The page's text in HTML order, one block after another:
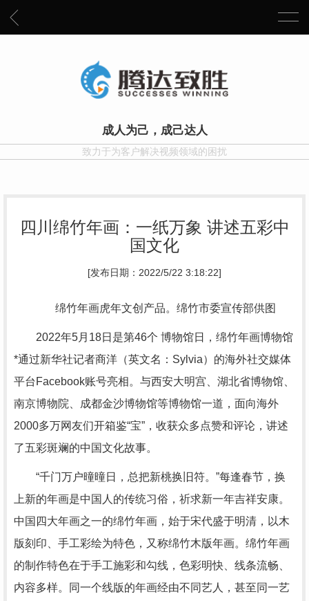
成人为己，成己达人
致力于为客户解决视频领域的困扰
四川绵竹年画：一纸万象 讲述五彩中
国文化
[发布日期：2022/5/22 3:18:22]
绵竹年画虎年文创产品。绵竹市委宣传部供图
2022年5月18日是第46个 博物馆日，绵竹年画博物馆
*通过新华社记者商洋（英文名：Sylvia）的海外社交媒体
平台Facebook账号亮相。与西安大明宫、湖北省博物馆、
南京博物院、成都金沙博物馆等博物馆一道，面向海外
2000多万网友们开箱鉴“宝”，收获众多点赞和评论，讲述
了五彩斑斓的中国文化故事。
“千门万户曈曈日，总把新桃换旧符。”每逢春节，换
上新的年画是中国人的传统习俗，祈求新一年吉祥安康。
中国四大年画之一的绵竹年画，始于宋代盛于明清，以木
版刻印、手工彩绘为特色，又称绵竹木版年画。绵竹年画
的制作特色在于手工施彩和勾线，色彩明快、线条流畅、
内容多样。同一个线版的年画经由不同艺人，甚至同一艺